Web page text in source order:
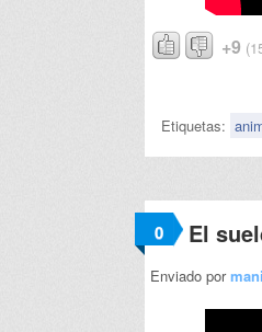
+9
Etiquetas:
0 El
Enviado por